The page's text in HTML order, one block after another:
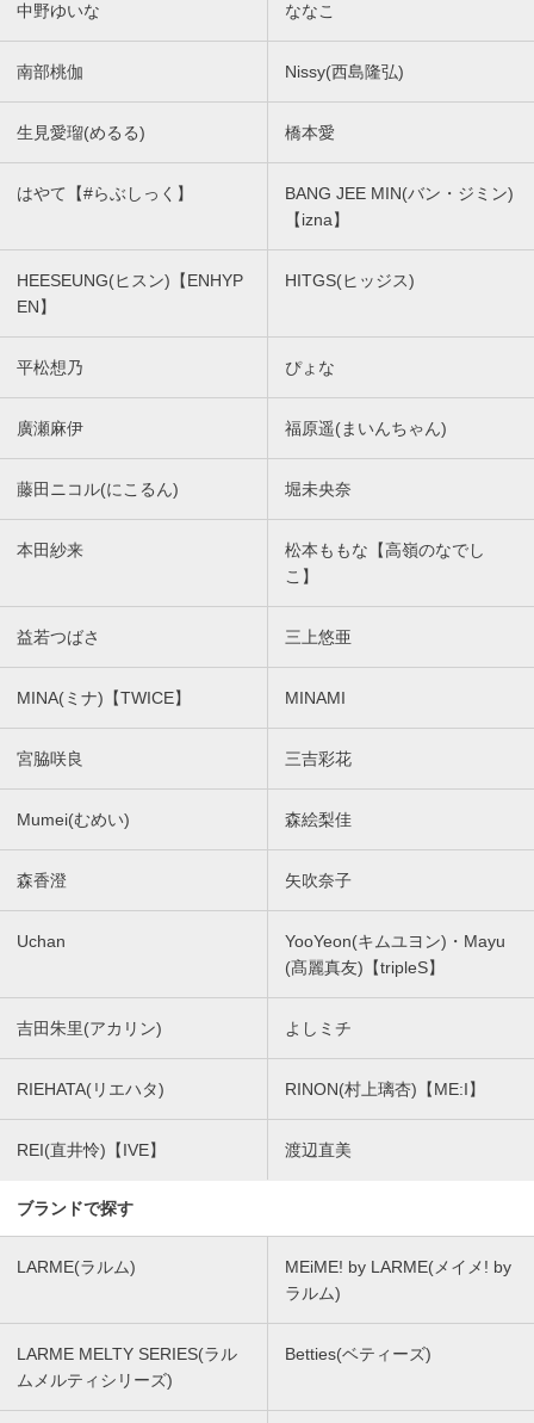
中野ゆいな ななこ
南部桃伽 Nissy(西島隆弘)
生見愛瑠(めるる) 橋本愛
はやて【#らぶしっく】
BANG JEE MIN(バン・ジミン)
【izna】
HEESEUNG(ヒスン)【ENHYP
EN】
HITGS(ヒッジス)
平松想乃 ぴょな
廣瀬麻伊 福原遥(まいんちゃん)
藤田ニコル(にこるん) 堀未央奈
本田紗来
松本ももな【高嶺のなでし
こ】
益若つばさ 三上悠亜
MINA(ミナ)【TWICE】 MINAMI
宮脇咲良 三吉彩花
Mumei(むめい) 森絵梨佳
森香澄 矢吹奈子
Uchan
YooYeon(キムユヨン)・Mayu
(髙麗真友)【tripleS】
吉田朱里(アカリン) よしミチ
RIEHATA(リエハタ) RINON(村上璃杏)【ME:I】
REI(直井怜)【IVE】 渡辺直美
ブランドで探す
LARME(ラルム)
MEiME! by LARME(メイメ! by
ラルム)
LARME MELTY SERIES(ラル
ムメルティシリーズ)
Betties(ベティーズ)